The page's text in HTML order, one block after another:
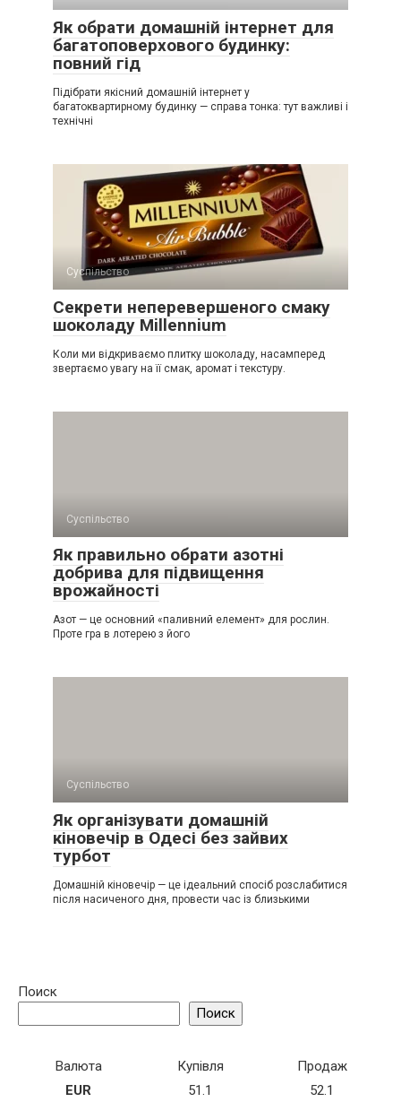
Як обрати домашній інтернет для
багатоповерхового будинку:
повний гід
Підібрати якісний домашній інтернет у
багатоквартирному будинку — справа тонка: тут важливі і
технічні
Суспільство
Секрети неперевершеного смаку
шоколаду Millennium
Коли ми відкриваємо плитку шоколаду, насамперед
звертаємо увагу на її смак, аромат і текстуру.
Суспільство
Як правильно обрати азотні
добрива для підвищення
врожайності
Азот — це основний «паливний елемент» для рослин.
Проте гра в лотерею з його
Суспільство
Як організувати домашній
кіновечір в Одесі без зайвих
турбот
Домашній кіновечір — це ідеальний спосіб розслабитися
після насиченого дня, провести час із близькими
Поиск
Поиск
Валюта Купівля
Продаж
EUR
51.1 52.1